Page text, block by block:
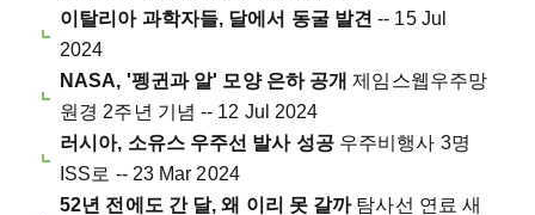
이탈리아 과학자들, 달에서 동굴 발견 -- 15 Jul
2024
NASA, '펭귄과 알' 모양 은하 공개 제임스웹우주망
원경 2주년 기념 -- 12 Jul 2024
러시아, 소유스 우주선 발사 성공우주비행사 3명
ISS로 -- 23 Mar 2024
52년 전에도 간 달, 왜 이리 못 갈까탐사선 연료 새